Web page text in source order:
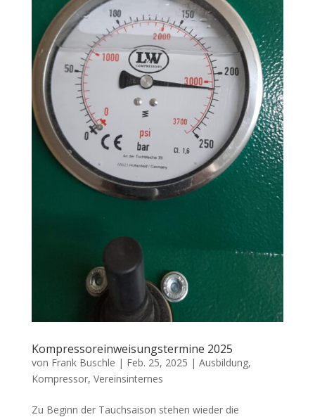
Kompressoreinweisungstermine 2025
von Frank Buschle | Feb. 25, 2025 | Ausbildung,
Kompressor, Vereinsinternes
Zu Beginn der Tauchsaison stehen wieder die